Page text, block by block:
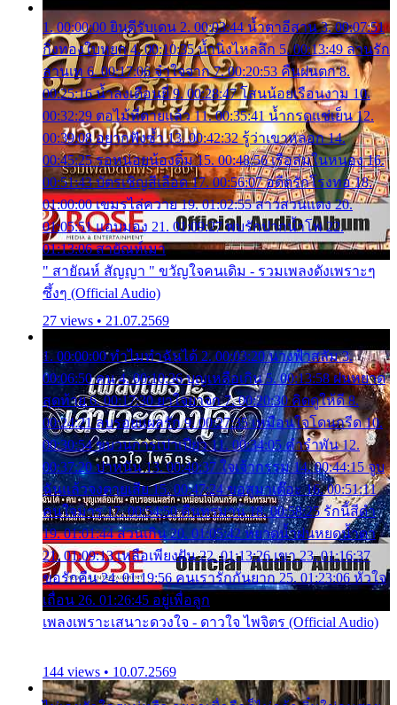
1. 00:00:00 ยินดีรับเดน 2. 00:03:44 น้ำตาอีสาน 3. 00:07:51
กิ่งทองใบหยก 4. 00:10:35 น้ำนิ่งไหลลึก 5. 00:13:49 ลานรัก
ลานเท 6. 00:17:06 จำใจจาก 7. 00:20:53 คืนฝนตก 8.
00:25:16 น้ำลงเดือนยี่ 9. 00:28:47 โสนน้อยเรือนงาม 10.
00:32:29 ตอไม้ที่ตายแล้ว 11. 00:35:41 น้ำกรดแช่เย็น 12.
00:39:08 อยากฟังซ้ำ 13. 00:42:32 รู้ว่าเขาหลอก 14.
00:45:25 รอหน่อยน้องติ๋ม 15. 00:48:56 เรือล่มในหนอง 16.
00:51:43 บัตรเชิญสีเลือด 17. 00:56:07 อดีตรักโรงทอ 18.
01:00:00 เขมรไล่ควาย 19. 01:02:55 สาวสวนแตง 20.
01:05:51 แอบมอง 21. 01:09:27 พบรักปากน้ำโพ 22.
01:13:06 สายัณห์เมา
" สายัณห์ สัญญา " ขวัญใจคนเดิม - รวมเพลงดังเพราะๆ
ซึ้งๆ (Official Audio)
27 views • 21.07.2569
1. 00:00:00 ทำไมทำฉันได้ 2. 00:03:20 นางฟ้าสลัม 3.
00:06:50 คน 4. 00:10:36 บุญเหลือเกิน 5. 00:13:58 ฝนหยาด
สุดท้าย 6. 00:17:30 ยาใจยาจก 7. 00:20:30 คิดดูให้ดี 8.
00:24:21 ลบรอยแผลรัก 9. 00:27:35 เหมือนใจโดนกรีด 10.
00:30:54 ขบวนการเปาเปียว 11. 00:34:05 คำรำพัน 12.
00:37:20 ปาหนัน 13. 00:40:37 ใจเจ้ากรรม 14. 00:44:15 จูบ
ฉันแล้วจงตายเสีย 15. 00:47:24 ขอสูมาเต๊อะ 16. 00:51:11
คนใจมาร 17. 00:54:50 คืนทรมาน 18. 00:58:25 รักนี้สีดำ
19. 01:01:44 ส่วนเกิน 20. 01:05:42 หยาดน้ำฝนหยดน้ำตา
21. 01:09:13 เหลือเพียงฝัน 22. 01:13:26 เขา 23. 01:16:37
ขอรักคืน 24. 01:19:56 คนเรารักกันยาก 25. 01:23:06 หัวใจ
เถื่อน 26. 01:26:45 อยู่เพื่อลูก
เพลงเพราะเสนาะดวงใจ - ดาวใจ ไพจิตร (Official Audio)
144 views • 10.07.2569